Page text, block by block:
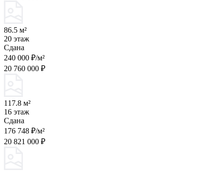
86.5 м²
20 этаж
Сдана
240 000 ₽/м²
20 760 000 ₽
117.8 м²
16 этаж
Сдана
176 748 ₽/м²
20 821 000 ₽